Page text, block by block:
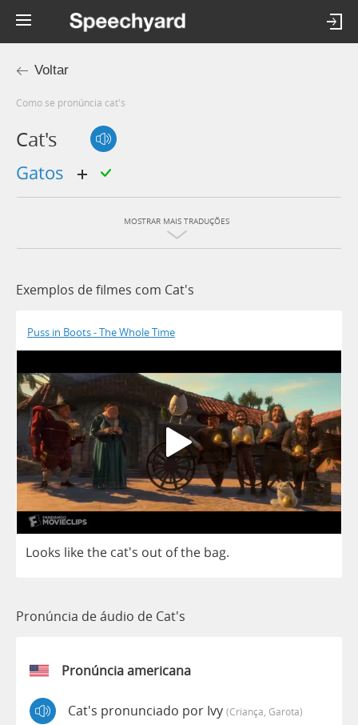
Voltar
Como se pronúncia cat's
Cat's
gatos
MOSTRAR MAIS TRADUÇÕES
Exemplos de filmes com Cat's
Puss in Boots - The Whole Time
Looks likethe cat's out ofthe bag.
Pronúncia de áudio de Cat's
Pronúncia americana
Cat's pronunciado por Ivy (criança, Garota)